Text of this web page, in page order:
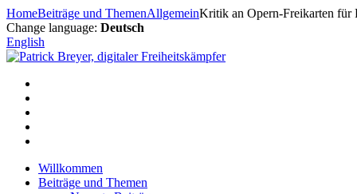
Zum
Inhalt
springen
HomeBeiträge und ThemenAllgemeinKritik an Opern-Freikarten für
Change language: Deutsch
English
Willkommen
Beiträge und Themen